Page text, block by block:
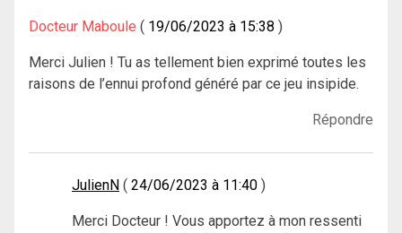
Docteur Maboule 19/06/2023 à 15:38
Merci Julien ! Tu as tellement bien exprimé toutes les
raisons de l’ennui profond généré par ce jeu insipide.
Répondre
JulienN 24/06/2023 à 11:40
Merci Docteur ! Vous apportez à mon ressenti